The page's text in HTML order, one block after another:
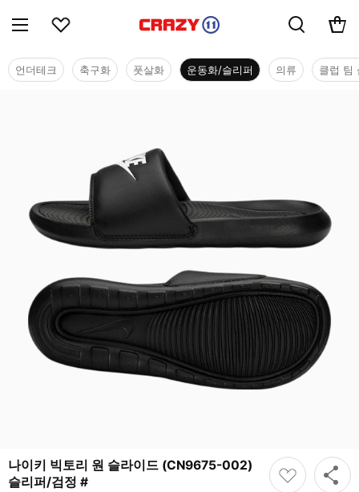
언더테크 축구화 풋살화 운동화/슬리퍼 의류 클럽 팀
나이키 빅토리 원 슬라이드 (CN9675-002)
슬리퍼/검정 #